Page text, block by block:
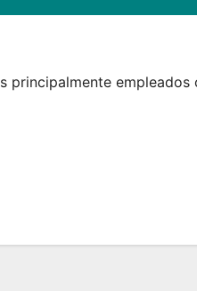
principalmente empleados